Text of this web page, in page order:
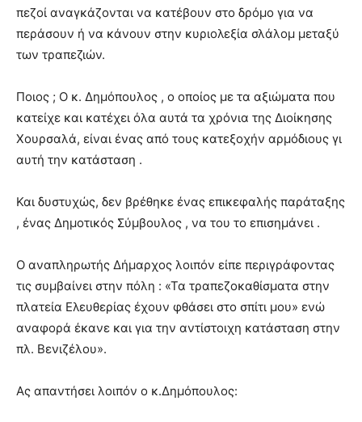
πεζοί αναγκάζονται να κατέβουν στο δρόμο για να
περάσουν ή να κάνουν στην κυριολεξία σλάλομ μεταξύ
των τραπεζιών.
Ποιος ; Ο κ. Δημόπουλος , ο οποίος με τα αξιώματα που
κατείχε και κατέχει όλα αυτά τα χρόνια της Διοίκησης
Χουρσαλά, είναι ένας από τους κατεξοχήν αρμόδιους γι
αυτή την κατάσταση .
Και δυστυχώς, δεν βρέθηκε ένας επικεφαλής παράταξης
, ένας Δημοτικός Σύμβουλος , να του το επισημάνει .
Ο αναπληρωτής Δήμαρχος λοιπόν είπε περιγράφοντας
τις συμβαίνει στην πόλη : «Τα τραπεζοκαθίσματα στην
πλατεία Ελευθερίας έχουν φθάσει στο σπίτι μου» ενώ
αναφορά έκανε και για την αντίστοιχη κατάσταση στην
πλ. Βενιζέλου».
Ας απαντήσει λοιπόν ο κ.Δημόπουλος: